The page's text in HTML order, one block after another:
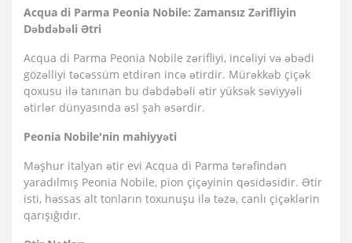
Acqua di Parma Peonia Nobile: Zamansız Zərifliyin
Dəbdəbəli Ətri
Acqua di Parma Peonia Nobile zərifliyi, incəliyi və əbədi
gözəlliyi təcəssüm etdirən incə ətirdir. Mürəkkəb çiçək
qoxusu ilə tanınan bu dəbdəbəli ətir yüksək səviyyəli
ətirlər dünyasında əsl şah əsərdir.
Peonia Nobile'nin mahiyyəti
Məşhur italyan ətir evi Acqua di Parma tərəfindən
yaradılmış Peonia Nobile, pion çiçəyinin qəsidəsidir. Ətir
isti, həssas alt tonların toxunuşu ilə təzə, canlı çiçəklərin
qarışığıdır.